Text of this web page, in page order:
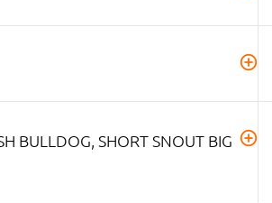
BULLDOG, SHORT SNOUT BIG